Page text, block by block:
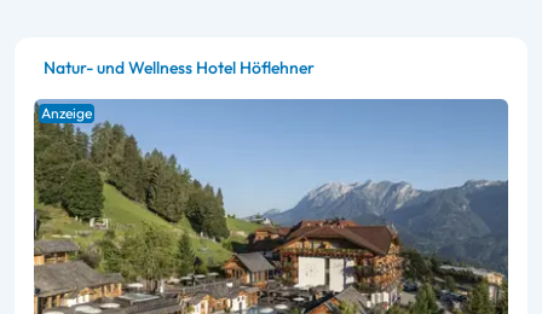
Natur- und Wellness Hotel Höflehner
Anzeige